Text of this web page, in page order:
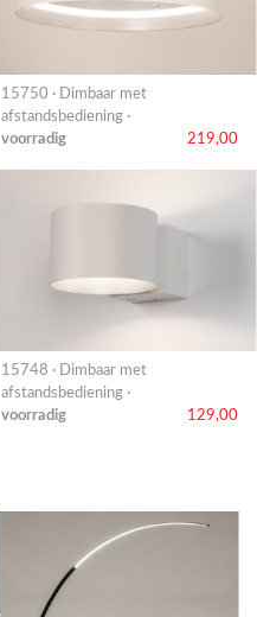
15750 · Dimbaar met
afstandsbediening ·
voorradig
219,00
15748 · Dimbaar met
afstandsbediening ·
voorradig
129,00